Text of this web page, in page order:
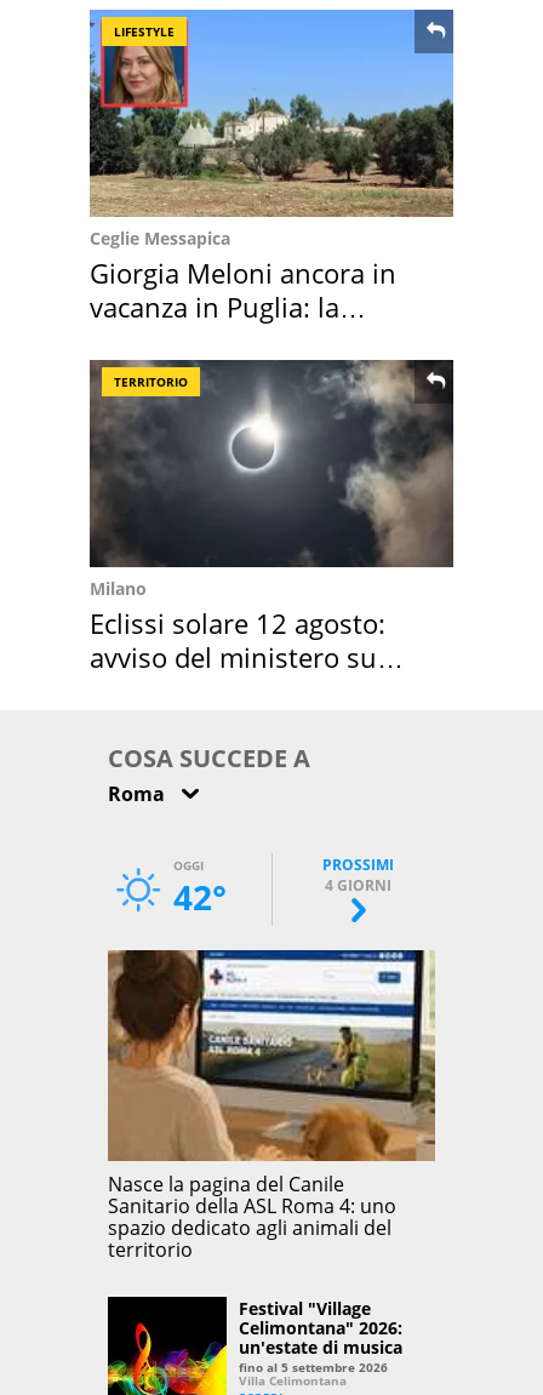
LIFESTYLE
Ceglie Messapica
Giorgia Meloni ancora in
vacanza in Puglia: la
TERRITORIO
Milano
Eclissi solare 12 agosto:
avviso del ministero su